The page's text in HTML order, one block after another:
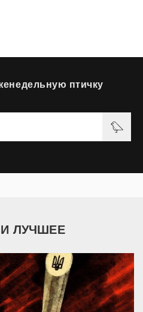
птичку
ЛУЧШЕЕ